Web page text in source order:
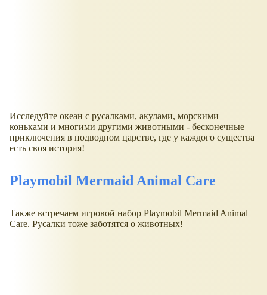
Исследуйте океан с русалками, акулами, морскими
коньками и многими другими животными - бесконечные
приключения в подводном царстве, где у каждого существа
есть своя история!
Playmobil Mermaid Animal Care
Также встречаем игровой набор Playmobil Mermaid Animal
Care. Русалки тоже заботятся о животных!